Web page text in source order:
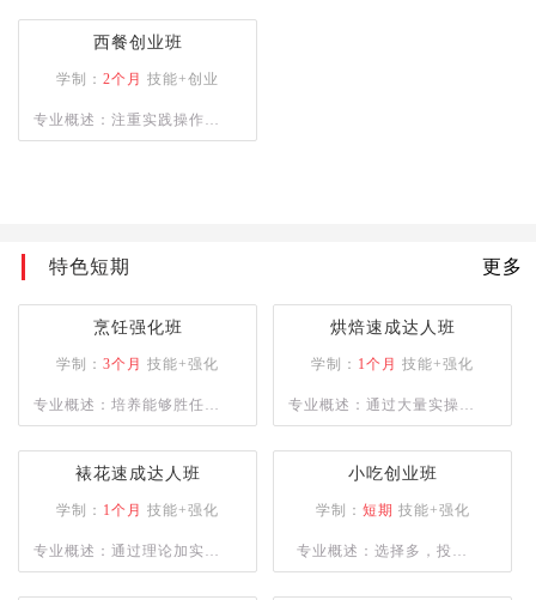
能知识，懂经营、善管理，
西餐创业班
学制：2个月 技能+创业
专业概述：注重实践操作能
特色短期 更多
烹饪强化班
学制：3个月 技能+强化
专业概述：培养能够胜任大
才，或是具备自主创业能力
熟练掌握烹饪技巧。
烘焙速成达人班
学制： 1个月 技能+强化
专业概述：通过大量实操课
备使用并能独立完成各种西
裱花速成达人班
学制： 1个月 技能+强化
专业概述：通过理论加实操
小吃创业班
学制： 短期 技能+强化
专业概述：选择多，投资